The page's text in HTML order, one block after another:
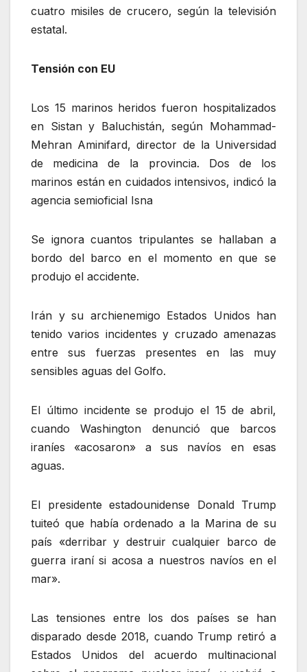
cuatro misiles de crucero, según la televisión
estatal.
Tensión con EU
Los 15 marinos heridos fueron hospitalizados
en Sistan y Baluchistán, según Mohammad-
Mehran Aminifard, director de la Universidad
de medicina de la provincia. Dos de los
marinos están en cuidados intensivos, indicó la
agencia semioficial Isna
Se ignora cuantos tripulantes se hallaban a
bordo del barco en el momento en que se
produjo el accidente.
Irán y su archienemigo Estados Unidos han
tenido varios incidentes y cruzado amenazas
entre sus fuerzas presentes en las muy
sensibles aguas del Golfo.
El último incidente se produjo el 15 de abril,
cuando Washington denunció que barcos
iraníes «acosaron» a sus navíos en esas
aguas.
El presidente estadounidense Donald Trump
tuiteó que había ordenado a la Marina de su
país «derribar y destruir cualquier barco de
guerra iraní si acosa a nuestros navíos en el
mar».
Las tensiones entre los dos países se han
disparado desde 2018, cuando Trump retiró a
Estados Unidos del acuerdo multinacional